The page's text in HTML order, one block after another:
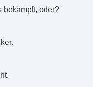
bekämpft, oder?